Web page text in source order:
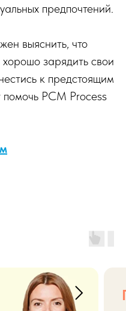
предпочтений.
выяснить, что
зарядить свои
к предстоящим
PCM Process